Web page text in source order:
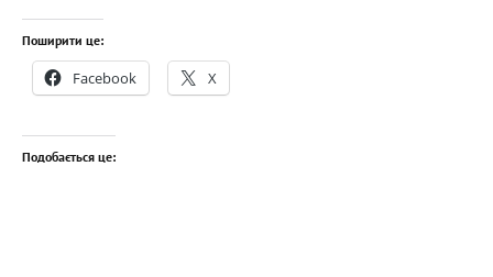
Поширити це:
Facebook X
Подобається це: